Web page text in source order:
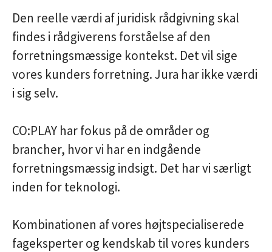
Den reelle værdi af juridisk rådgivning skal
findes i rådgiverens forståelse af den
forretningsmæssige kontekst. Det vil sige
vores kunders forretning. Jura har ikke værdi
i sig selv.
CO:PLAY har fokus på de områder og
brancher, hvor vi har en indgående
forretningsmæssig indsigt. Det har vi særligt
inden for teknologi.
Kombinationen af vores højtspecialiserede
fageksperter og kendskab til vores kunders